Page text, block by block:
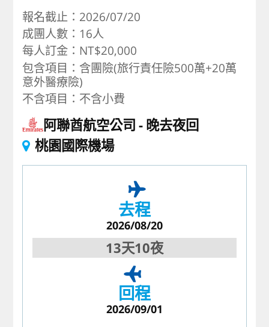
報名截止：2026/07/20
成團人數：16人
每人訂金：NT$20,000
包含項目：含團險(旅行責任險500萬+20萬
意外醫療險)
不含項目：不含小費
阿聯酋航空公司
晚去夜回
桃園國際機場
去程
2026/08/20
13天10夜
回程
2026/09/01